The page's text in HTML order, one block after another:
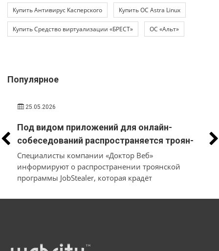
Купить Антивирус Касперского Купить ОС Astra Linux
Купить Средство виртуализации «БРЕСТ» ОС «Альт»
Популярное
25.05.2026
Под видом приложений для онлайн-
собеседований распространяется троян-
стилер, который вместо трудоустройства
похищает у пользователей macOS и
Windows их данные и денежные средства
Специалисты компании «Доктор Веб»
информируют о распространении троянской
программы JobStealer, которая крадёт
и Windows. Основной целью вредоносного ПО
онлайн-собеседованиями: они направляют